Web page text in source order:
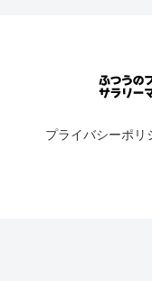
プライバシーポリ